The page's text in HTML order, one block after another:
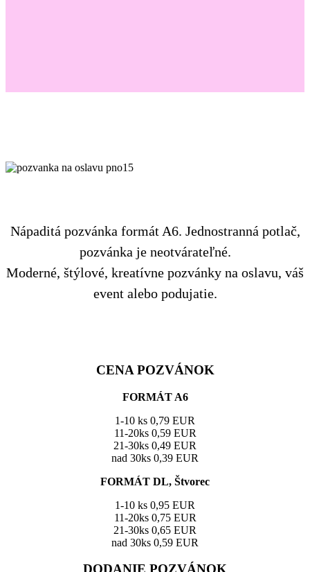
Nápaditá pozvánka formát A6. Jednostranná potlač,
pozvánka je neotvárateľné.
Moderné, štýlové, kreatívne pozvánky na oslavu, váš
event alebo podujatie.
CENA POZVÁNOK
FORMÁT A6
1-10 ks 0,79 EUR
11-20ks 0,59 EUR
21-30ks 0,49 EUR
nad 30ks 0,39 EUR
FORMÁT DL, Štvorec
1-10 ks 0,95 EUR
11-20ks 0,75 EUR
21-30ks 0,65 EUR
nad 30ks 0,59 EUR